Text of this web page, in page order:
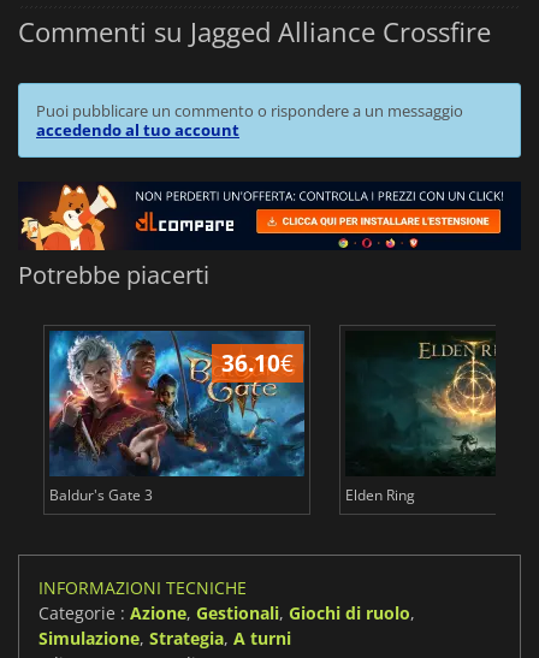
Commenti su Jagged Alliance Crossfire
Puoi pubblicare un commento o rispondere a un messaggio
accedendo al tuo account
Potrebbe piacerti
36.10€
Baldur's Gate 3 Elden Ring
INFORMAZIONI TECNICHE
Categorie : Azione, Gestionali, Giochi di ruolo,
Simulazione, Strategia, A turni